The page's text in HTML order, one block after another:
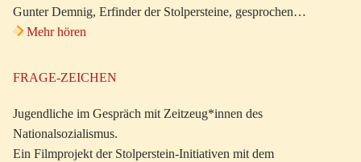
Gunter Demnig, Erfinder der Stolpersteine, gesprochen…
Mehr hören
FRAGE-ZEICHEN
Jugendliche im Gespräch mit Zeitzeug*innen des
Nationalsozialismus.
Ein Filmprojekt der Stolperstein-Initiativen mit dem